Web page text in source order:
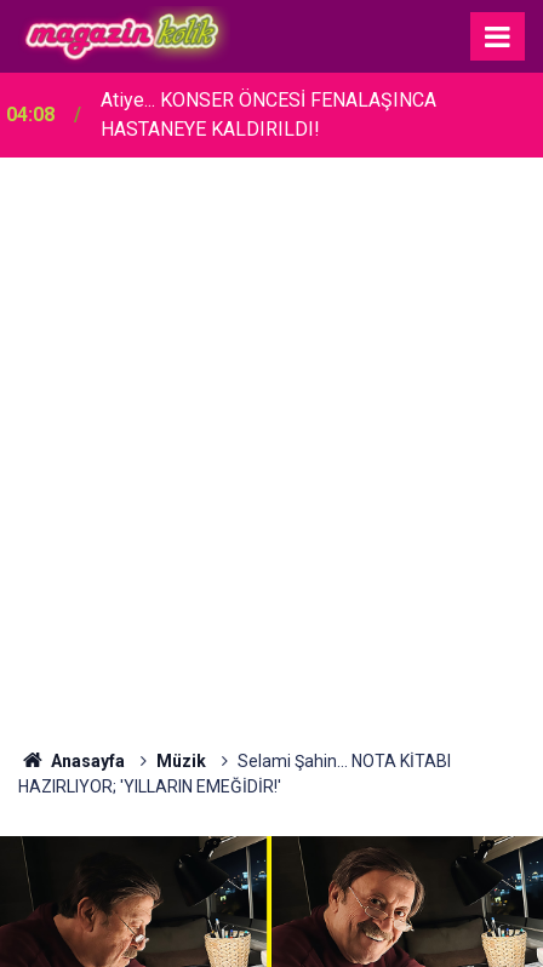
04:08
Atiye... KONSER ÖNCESİ FENALAŞINCA
HASTANEYE KALDIRILDI!
Anasayfa Müzik
Selami Şahin... NOTA KİTABI
HAZIRLIYOR; 'YILLARIN EMEĞİDİR!'